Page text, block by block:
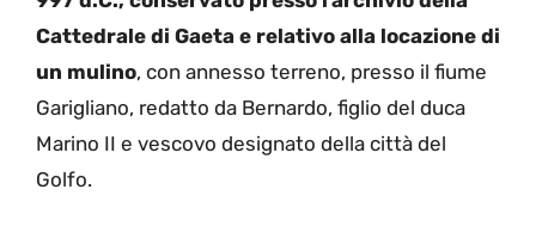
Cattedrale di Gaeta e relativo alla locazione di
un mulino, con annesso terreno, presso il fiume
Garigliano, redatto da Bernardo, figlio del duca
Marino II e vescovo designato della città del
Golfo.